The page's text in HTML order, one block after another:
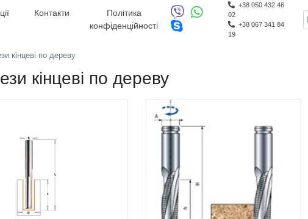
Контакти
Політика
конфіденційності
+38 050 432 46
02
+38 067 341 84
19
кінцеві по дереву
кінцеві по дереву